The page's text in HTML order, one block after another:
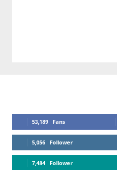
53,189 Fans
5,056 Follower
7,484 Follower